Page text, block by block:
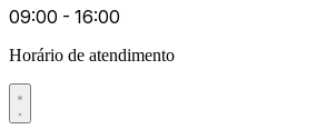
09:00 - 16:00
Horário de atendimento